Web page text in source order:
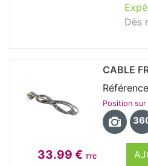
Dès
33.99 € TTC
CABLE
Position